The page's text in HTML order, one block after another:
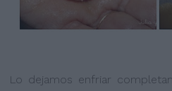
Lo dejamos enfriar